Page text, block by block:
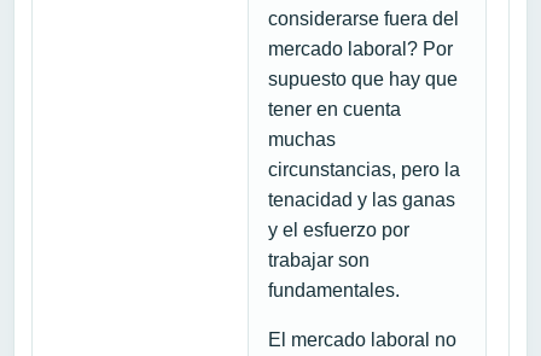
considerarse fuera del
mercado laboral? Por
supuesto que hay que
tener en cuenta
muchas
circunstancias, pero la
tenacidad y las ganas
y el esfuerzo por
trabajar son
fundamentales.
El mercado laboral no